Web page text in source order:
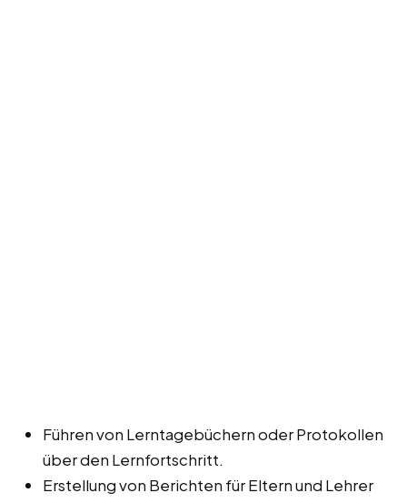
Führen von Lerntagebüchern oder Protokollen
über den Lernfortschritt.
Erstellung von Berichten für Eltern und Lehrer